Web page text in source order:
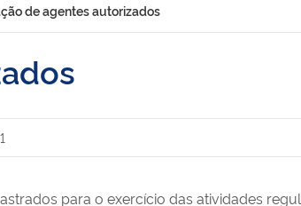
de agentes autorizados
para o exercício das atividades